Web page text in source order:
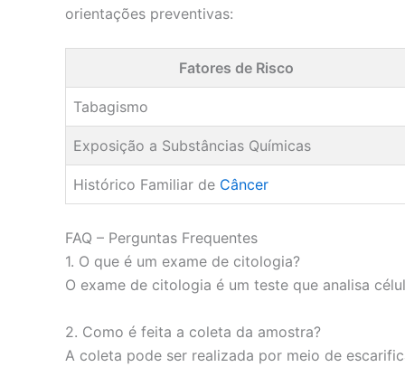
orientações preventivas:
Fatores de Risco
Tabagismo
Exposição a Substâncias Químicas
Histórico Familiar de Câncer
FAQ – Perguntas Frequentes
1. O que é um exame de citologia?
O exame de citologia é um teste que analisa
2. Como é feita a coleta da amostra?
A coleta pode ser realizada por meio de